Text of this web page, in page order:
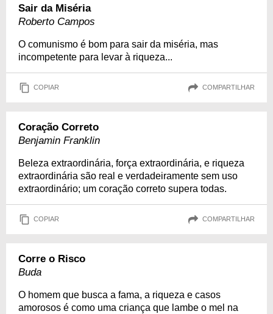
Sair da Miséria
Roberto Campos
O comunismo é bom para sair da miséria, mas
incompetente para levar à riqueza...
COPIAR COMPARTILHAR
Coração Correto
Benjamin Franklin
Beleza extraordinária, força extraordinária, e riqueza
extraordinária são real e verdadeiramente sem uso
extraordinário; um coração correto supera todas.
COPIAR COMPARTILHAR
Corre o Risco
Buda
O homem que busca a fama, a riqueza e casos
amorosos é como uma criança que lambe o mel na